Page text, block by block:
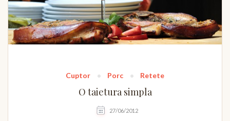
Cuptor Porc Retete
O taietura simpla
27/06/2012